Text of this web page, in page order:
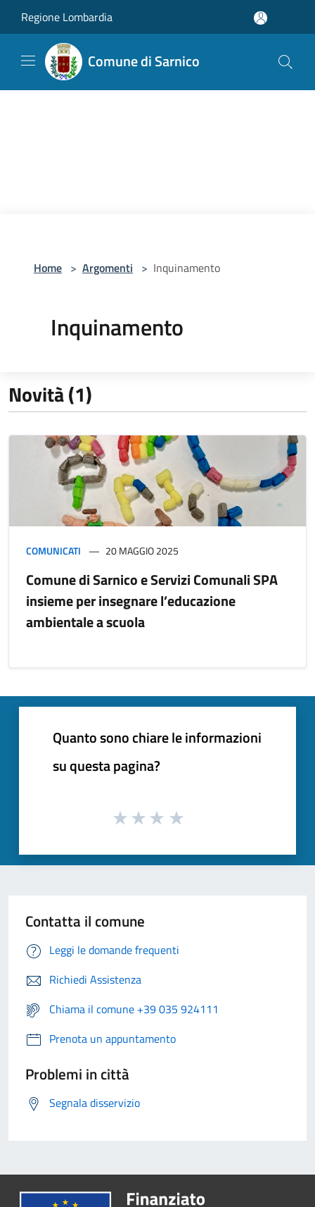
Regione Lombardia
Comune di Sarnico
Home > Argomenti > Inquinamento
Inquinamento
Novità (1)
COMUNICATI 20 MAGGIO 2025
Comune di Sarnico e Servizi Comunali SPA
insieme per insegnare l’educazione
ambientale a scuola
Quanto sono chiare le informazioni
su questa pagina?
Contatta il comune
Leggi le domande frequenti
Richiedi Assistenza
Chiama il comune +39 035 924111
Prenota un appuntamento
Problemi in città
Segnala disservizio